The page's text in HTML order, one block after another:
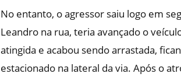
No entanto, o agressor saiu logo em
Leandro na rua, teria avançado o
atingida e acabou sendo arrastada,
estacionado na lateral da via. Após o